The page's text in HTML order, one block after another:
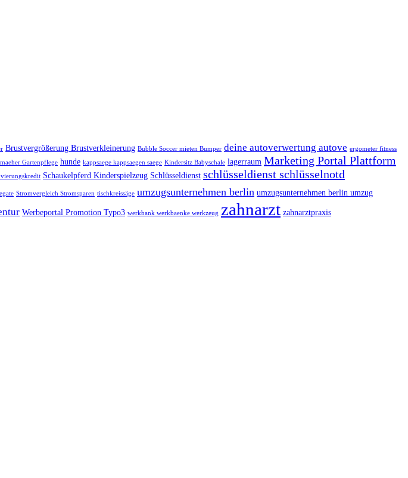
Brustvergrößerung Brustverkleinerung Bubble Soccer mieten Bumper deine autoverwertung autove ergometer fitness
Gartenpflege hunde kappsaege kappsaegen saege Kindersitz Babyschale lagerraum Marketing Portal Plattform
Schaukelpferd Kinderspielzeug Schlüsseldienst schlüsseldienst schlüsselnotd
Stromvergleich Stromsparen tischkreissäge umzugsunternehmen berlin umzugsunternehmen berlin umzug
Werbeportal Promotion Typo3 werkbank werkbaenke werkzeug zahnarzt zahnarztpraxis